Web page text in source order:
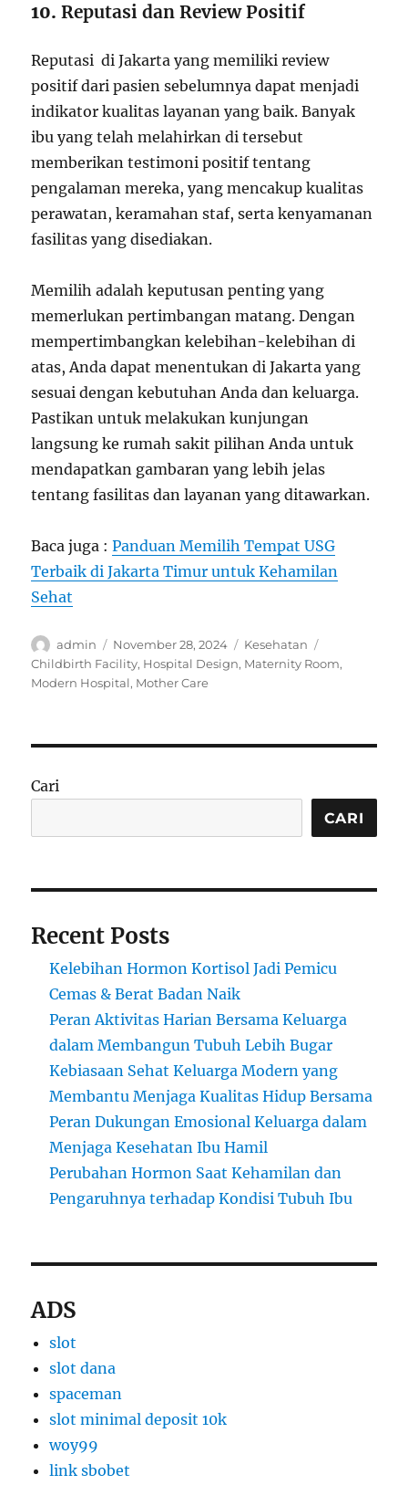
10.Reputasi dan Review Positif
Reputasi di Jakarta yang memiliki review
positif dari pasien sebelumnya dapat menjadi
indikator kualitas layanan yang baik. Banyak
ibu yang telah melahirkan di tersebut
memberikan testimoni positif tentang
pengalaman mereka, yang mencakup kualitas
perawatan, keramahan staf, serta kenyamanan
fasilitas yang disediakan.
Memilih adalah keputusan penting yang
memerlukan pertimbangan matang. Dengan
mempertimbangkan kelebihan-kelebihan di
atas, Anda dapat menentukan di Jakarta yang
sesuai dengan kebutuhan Anda dan keluarga.
Pastikan untuk melakukan kunjungan
langsung ke rumah sakit pilihan Anda untuk
mendapatkan gambaran yang lebih jelas
tentang fasilitas dan layanan yang ditawarkan.
Baca juga :Panduan Memilih Tempat USG
Terbaik di Jakarta Timur untuk Kehamilan
Sehat
Author
admin
Posted
on
November 28, 2024 Categories
Kesehatan
Childbirth Facility, Hospital Design, Maternity Room,
Modern Hospital, Mother Care
Cari
CARI
Recent Posts
Kelebihan Hormon Kortisol Jadi Pemicu
Cemas & Berat Badan Naik
Peran Aktivitas Harian Bersama Keluarga
dalam Membangun Tubuh Lebih Bugar
Kebiasaan Sehat Keluarga Modern yang
Membantu Menjaga Kualitas Hidup Bersama
Peran Dukungan Emosional Keluarga dalam
Menjaga Kesehatan Ibu Hamil
Perubahan Hormon Saat Kehamilan dan
Pengaruhnya terhadap Kondisi Tubuh Ibu
ADS
slot
slot dana
spaceman
slot minimal deposit 10k
woy99
link sbobet